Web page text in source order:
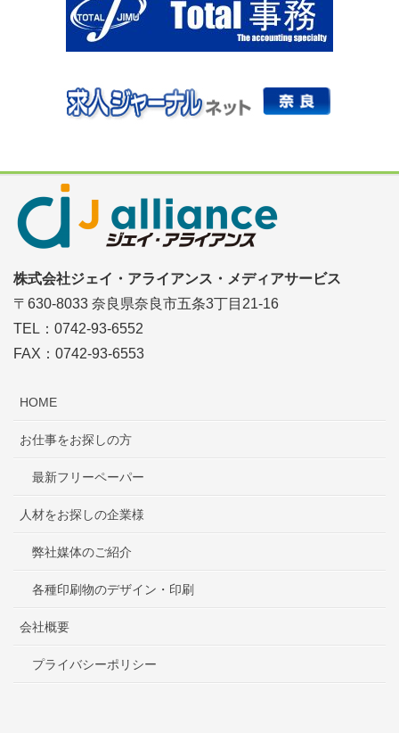
株式会社ジェイ・アライアンス・メディアサービス
〒630-8033 奈良県奈良市五条3丁目21-16
TEL：0742-93-6552
FAX：0742-93-6553
HOME
お仕事をお探しの方
最新フリーペーパー
人材をお探しの企業様
弊社媒体のご紹介
各種印刷物のデザイン・印刷
会社概要
プライバシーポリシー